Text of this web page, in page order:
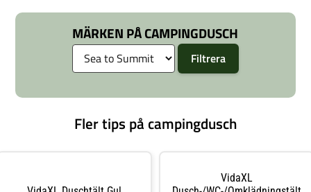
MÄRKEN PÅ CAMPINGDUSCH
Fler tips på campingdusch
VidaXL